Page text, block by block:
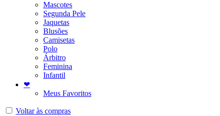
Mascotes
Segunda Pele
Jaquetas
Blusões
Camisetas
Polo
Árbitro
Feminina
Infantil
❤
Meus Favoritos
Voltar às compras